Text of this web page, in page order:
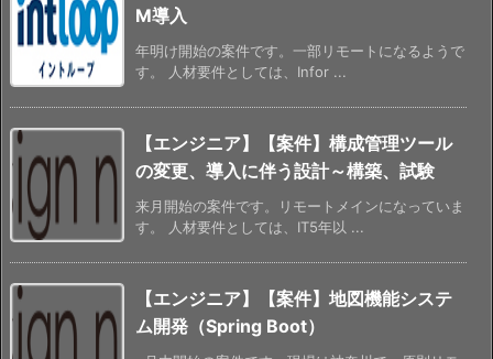
M導入
年明け開始の案件です。一部リモートになるようで
す。 人材要件としては、Infor ...
【エンジニア】【案件】構成管理ツール
の変更、導入に伴う設計～構築、試験
来月開始の案件です。リモートメインになっていま
す。 人材要件としては、IT5年以 ...
【エンジニア】【案件】地図機能システ
ム開発（Spring Boot）